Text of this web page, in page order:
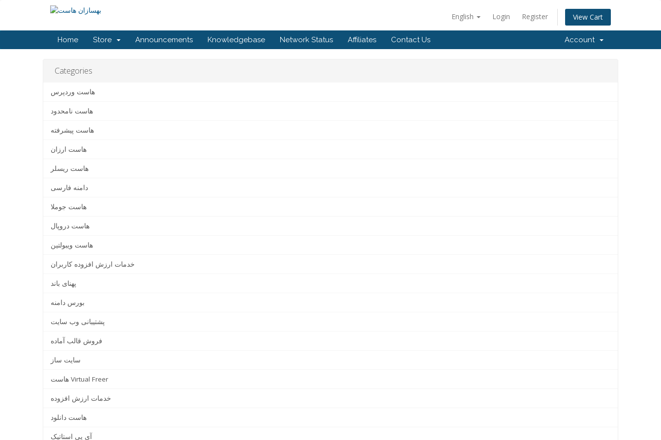
English Login Register View Cart
Home Store Announcements Knowledgebase Network Status Affiliates Contact Us Account
Categories
هاست وردپرس
هاست نامحدود
هاست پیشرفته
هاست ارزان
هاست ریسلر
دامنه فارسی
هاست جوملا
هاست دروپال
هاست ویبولتین
خدمات ارزش افزوده کاربران
پهنای باند
بورس دامنه
پشتیبانی وب سایت
فروش قالب آماده
سایت ساز
هاست Virtual Freer
خدمات ارزش افزوده
هاست دانلود
آی پی استاتیک